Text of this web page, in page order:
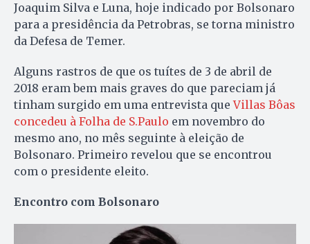
Joaquim Silva e Luna, hoje indicado por Bolsonaro
para a presidência da Petrobras, se torna ministro
da Defesa de Temer.
Alguns rastros de que os tuítes de 3 de abril de
2018 eram bem mais graves do que pareciam já
tinham surgido em uma entrevista queVillas Bôas
concedeu à Folha de S.Paulo em novembro do
mesmo ano, no mês seguinte à eleição de
Bolsonaro. Primeiro revelou que se encontrou
com o presidente eleito.
Encontro com Bolsonaro